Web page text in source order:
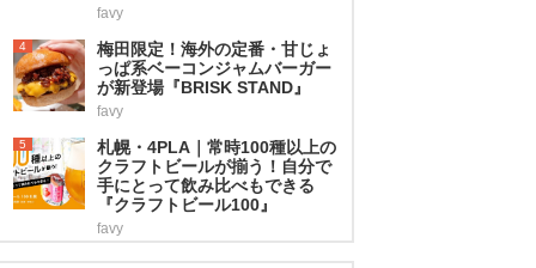
favy
4
梅田限定！海外の定番・甘じょ
っぱ系ベーコンジャムバーガー
が新登場『BRISK STAND』
favy
5
札幌・4PLA｜常時100種以上の
クラフトビールが揃う！自分で
手にとって飲み比べもできる
『クラフトビール100』
favy